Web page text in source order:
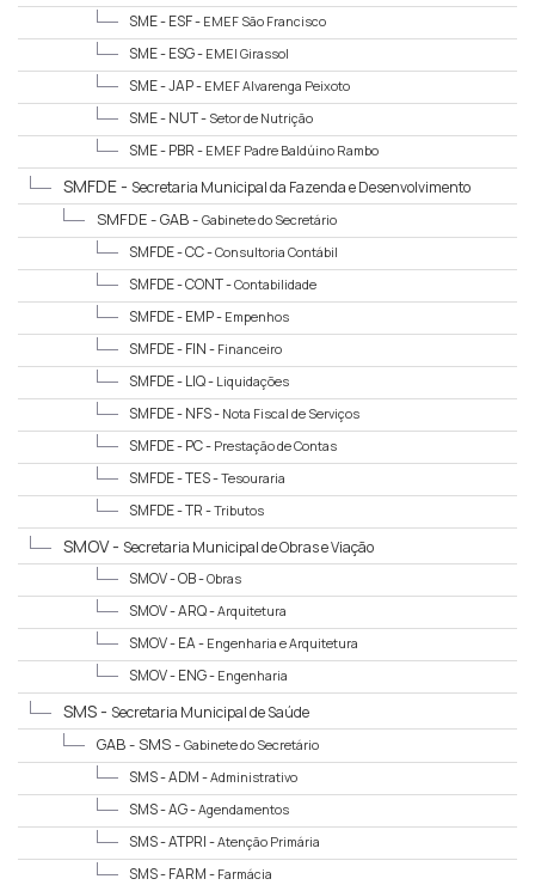
SME - ESF - EMEF São Francisco
SME - ESG - EMEI Girassol
SME - JAP - EMEF Alvarenga Peixoto
SME - NUT - Setor de Nutrição
SME - PBR - EMEF Padre Baldúino Rambo
SMFDE - Secretaria Municipal da Fazenda e Desenvolvimento
EconômicoSMFDE - GAB - Gabinete do Secretário
SMFDE - CC -Consultoria Contábil
SMFDE - CONT -Contabilidade
SMFDE - EMP - Empenhos
SMFDE - FIN - Financeiro
SMFDE - LIQ - Liquidações
SMFDE - NFS - Nota Fiscal de Serviços
SMFDE - PC - Prestação de Contas
SMFDE - TES -Tesouraria
SMFDE - TR -Tributos
SMOV - Secretaria Municipal de Obras e Viação
SMOV - OB -Obras
SMOV - ARQ -Arquitetura
SMOV - EA - Engenharia e Arquitetura
SMOV - ENG - Engenharia
SMS - Secretaria Municipal de Saúde
GAB - SMS - Gabinete do Secretário
SMS - ADM -Administrativo
SMS - AG -Agendamentos
SMS - ATPRI -Atenção Primária
SMS - FARM - Farmácia